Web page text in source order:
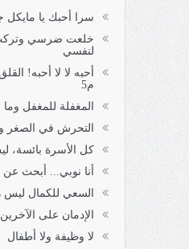
سرا أحبك يا مايكل
خلعت ضرسي
لنفسي
أحبه لا لا أحبه!
م5
المغفلة للمغفل
التحرش في الصغر
كل الأسرة بائسة،
أنا نوبي... أبحث عن
السعي للكمال ليس
الإدمان على الآخرين
لا وظيفة ولا أطفال